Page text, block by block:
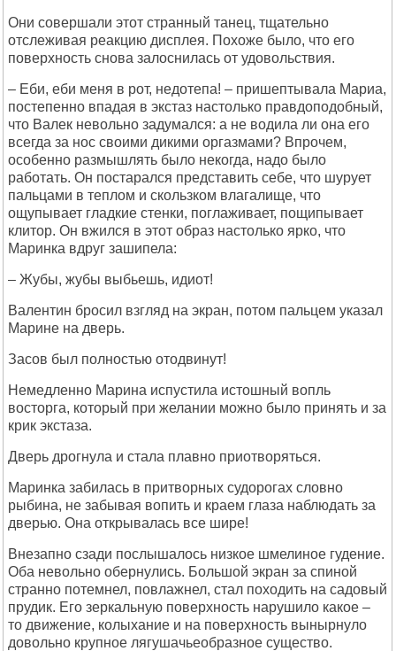
Они совершали этот странный танец, тщательно
отслеживая реакцию дисплея. Похоже было, что его
поверхность снова залоснилась от удовольствия.
– Еби, еби меня в рот, недотепа! – пришептывала Мариа,
постепенно впадая в экстаз настолько правдоподобный,
что Валек невольно задумался: а не водила ли она его
всегда за нос своими дикими оргазмами? Впрочем,
особенно размышлять было некогда, надо было
работать. Он постарался представить себе, что шурует
пальцами в теплом и скользком влагалище, что
ощупывает гладкие стенки, поглаживает, пощипывает
клитор. Он вжился в этот образ настолько ярко, что
Маринка вдруг зашипела:
– Жубы, жубы выбьешь, идиот!
Валентин бросил взгляд на экран, потом пальцем указал
Марине на дверь.
Засов был полностью отодвинут!
Немедленно Марина испустила истошный вопль
восторга, который при желании можно было принять и за
крик экстаза.
Дверь дрогнула и стала плавно приотворяться.
Маринка забилась в притворных судорогах словно
рыбина, не забывая вопить и краем глаза наблюдать за
дверью. Она открывалась все шире!
Внезапно сзади послышалось низкое шмелиное гудение.
Оба невольно обернулись. Большой экран за спиной
странно потемнел, повлажнел, стал походить на садовый
прудик. Его зеркальную поверхность нарушило какое –
то движение, колыхание и на поверхность вынырнуло
довольно крупное лягушачьеобразное существо.